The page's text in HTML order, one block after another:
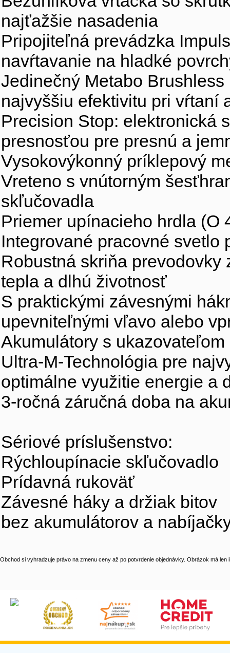
najťažšie nasadenia
Pripojiteľná prevádzka
navŕtavanie na hladké
Jedinečný Metabo
najvyššiu efektivitu pri vŕtaní
Precision Stop: elektronická
presnosťou pre presnú a
Vysokovýkonný príklepový
Vreteno s vnútorným
skľučovadla
Priemer upínacieho hrdla (O
Integrované pracovné svetlo
Robustná skriňa
tepla a dlhú životnosť
S praktickými závesnými
upevniteľnými vľavo alebo
Akumulátory s
Ultra-M-Technológia pre
optimálne využitie energie a
3-ročná záručná doba na
Sériové príslušenstvo:
Rýchloupínacie skľučovadlo
Prídavná rukoväť
Závesné háky a držiak bitov
bez akumulátorov a
Obchod si vyhradzuje právo na zmenu ceny až po potvrdenie objednávky. Obrázok má len